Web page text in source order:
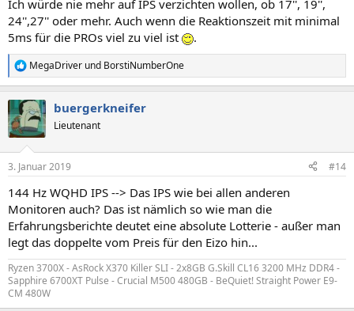
Ich würde nie mehr auf IPS verzichten wollen, ob 17'', 19'',
24'',27'' oder mehr. Auch wenn die Reaktionszeit mit minimal
5ms für die PROs viel zu viel ist
.
R
e
k
t
i
e
:
MegaDriver und BorstiNumberOne
buergerkneifer
Lieutenant
3. Januar 2019 #14
144 Hz WQHD IPS --> Das IPS wie bei allen anderen
Monitoren auch? Das ist nämlich so wie man die
Erfahrungsberichte deutet eine absolute Lotterie - außer man
legt das doppelte vom Preis für den Eizo hin...
Ryzen 3700X - AsRock X370 Killer SLI - 2x8GB G.Skill CL16 3200 MHz DDR4 -
Sapphire 6700XT Pulse - Crucial M500 480GB - BeQuiet! Straight Power E9-
CM 480W